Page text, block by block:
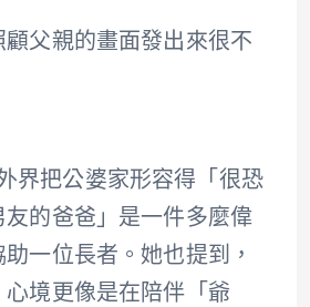
父親的畫面發出來很不
界把公婆家形容得「很恐
的爸爸」是一件多麼偉
一位長者。她也提到，
境更像是在陪伴「爺